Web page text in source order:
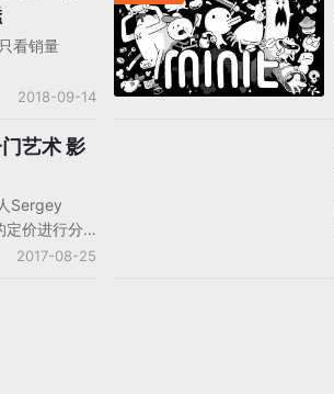
看销量
2018-09-14
艺术 影
Sergey
定价进行分
游戏的价格
2017-08-25